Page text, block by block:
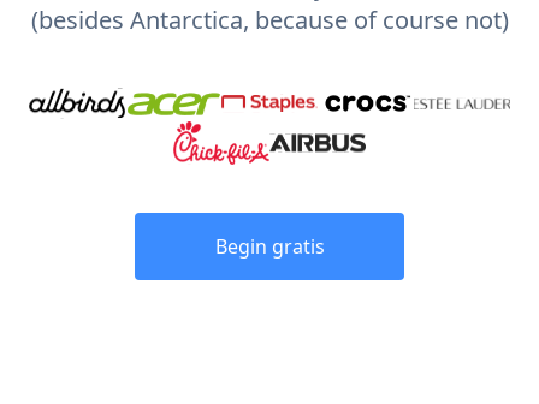
(besides Antarctica, because of course not)
Begin gratis